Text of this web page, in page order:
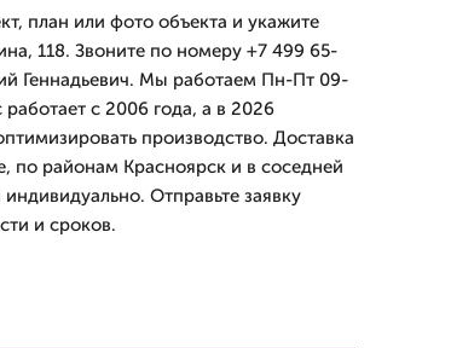
план или фото объекта и укажите
118. Звоните по номеру +7 499 65-
Геннадьевич. Мы работаем Пн-Пт 09-
с 2006 года, а в 2026
производство. Доставка
по районам Красноярск и в соседней
Отправьте заявку
и сроков.